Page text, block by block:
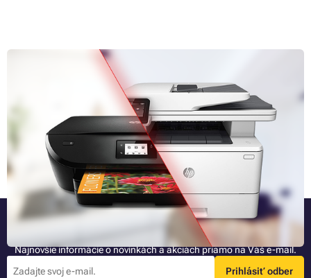
Laserové vs. atramentové tlačiarne: Aké sú medzi nimi
Ak si vyberáte práve tlačiareň, veľmi pravdepodobne stojíte pred
dilemou vo forme rozhodnutia medzi laserovou či atramentovou - teda
dvoma suverénne najrozšírenejšími typmi tlačiarní. Tušíte však vlastne,
v čom všetkom sa tieto tlačiarne líšia av čom si sú naopak podobné?
Pokiaľ nie a práve tieto veci potrebujete k svojmu rozhodovaniu, v
nasledujúcich riadkoch ich pekne podrobne rozpísané nájdete. Po ich
dočítaní už budete mať o rozdieloch medzi laserovými
aatramentovými tlačiarňami raz a navždy jasno.
Celý článok »
Buďte pri tom ako prvý
Najnovšie informácie o novinkách a akciách priamo na Váš e-mail.
Prihlásiť odber